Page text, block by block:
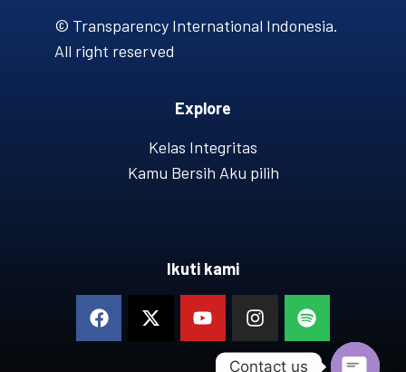
© Transparency International Indonesia.
All right reserved
Explore
Kelas Integritas
Kamu Bersih Aku pilih
Ikuti kami
Contact us